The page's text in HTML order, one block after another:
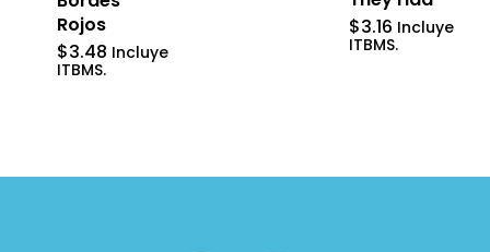
Rojos
$3.48 Incluye
ITBMS.
$3.16 Incluye
ITBMS.